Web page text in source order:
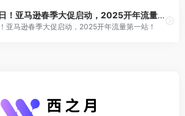
定档3月25日！亚马逊春季大促启动，2025开年流量第一站！
亚马逊春季大促启动，2025开年流量第一站！